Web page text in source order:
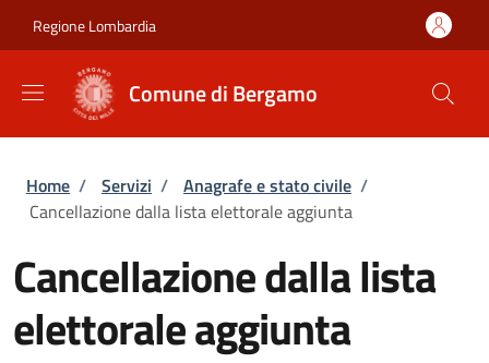
Regione Lombardia
Comune di Bergamo
Briciole di pane
Home / Servizi / Anagrafe e stato civile /
Cancellazione dalla lista elettorale aggiunta
Cancellazione dalla lista
elettorale aggiunta